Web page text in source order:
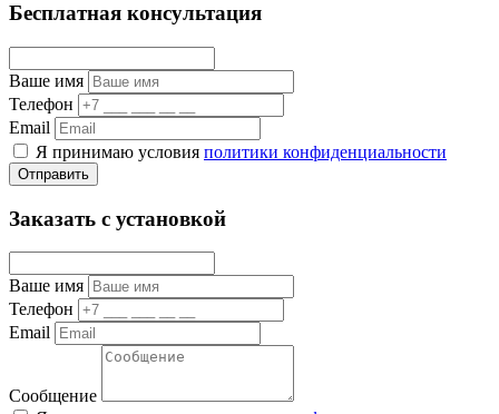
Бесплатная консультация
Ваше имя
Телефон
Email
Я принимаю условия политики конфиденциальности
Отправить
Заказать с установкой
Ваше имя
Телефон
Email
Сообщение